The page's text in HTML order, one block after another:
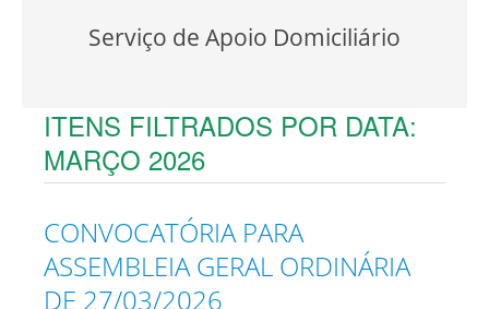
Serviço de Apoio Domiciliário
ITENS FILTRADOS POR DATA:
MARÇO 2026
CONVOCATÓRIA PARA
ASSEMBLEIA GERAL ORDINÁRIA
DE 27/03/2026